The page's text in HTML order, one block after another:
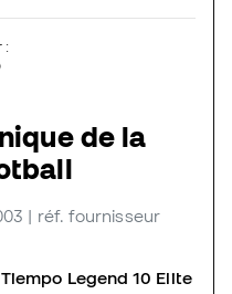
:
de la
| réf. fournisseur
Legend 10 Elite